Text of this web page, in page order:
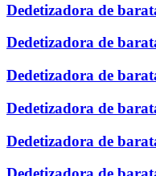
Dedetizadora de
Dedetizadora de
Dedetizadora de
Dedetizadora de
Dedetizadora de